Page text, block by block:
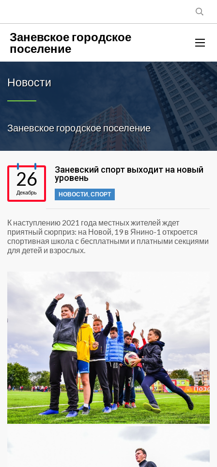
Заневское городское
поселение
Новости
Заневское городское поселение
26
Декабрь
Заневский спорт выходит на новый
уровень
НОВОСТИ,СПОРТ
К наступлению 2021 года местных жителей ждет
приятный сюрприз: на Новой, 19 в Янино-1 откроется
спортивная школа с бесплатными и платными секциями
для детей и взрослых.